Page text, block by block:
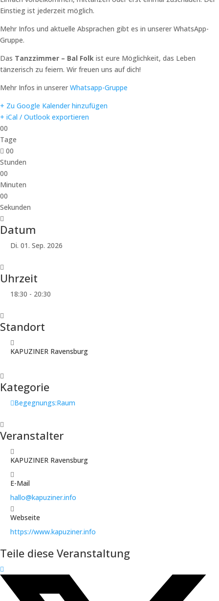
Einstieg ist jederzeit möglich.
Mehr Infos und aktuelle Absprachen gibt es in unserer WhatsApp-
Gruppe.
Das Tanzzimmer – Bal Folk ist eure Möglichkeit, das Leben
tänzerisch zu feiern. Wir freuen uns auf dich!
Mehr Infos in unserer Whatsapp-Gruppe
+ Zu Google Kalender hinzufügen
+ iCal / Outlook exportieren
00
Tage
00
Stunden
00
Minuten
00
Sekunden
Datum
Di. 01. Sep. 2026
Uhrzeit
18:30 - 20:30
Standort
KAPUZINER Ravensburg
Kategorie
Begegnungs:Raum
Veranstalter
KAPUZINER Ravensburg
E-Mail
hallo@kapuziner.info
Webseite
https://www.kapuziner.info
Teile diese Veranstaltung